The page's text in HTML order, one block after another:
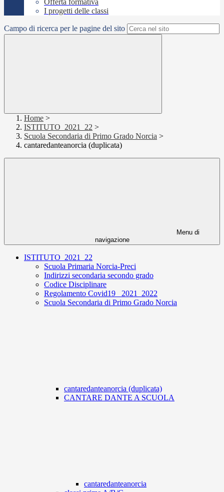
Offerta formativa
I progetti delle classi
Campo di ricerca per le pagine del sito
Home >
ISTITUTO_2021_22 >
Scuola Secondaria di Primo Grado Norcia >
cantaredanteanorcia (duplicata)
Menu di
navigazione
ISTITUTO_2021_22
Scuola Primaria Norcia-Preci
Indirizzi secondaria secondo grado
Codice Disciplinare
Regolamento Covid19_ 2021_2022
Scuola Secondaria di Primo Grado Norcia
cantaredanteanorcia (duplicata)
CANTARE DANTE A SCUOLA
cantaredanteanorcia